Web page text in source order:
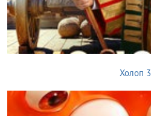
Холоп 3